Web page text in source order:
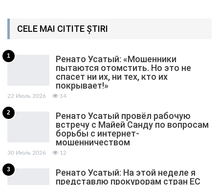
CELE MAI CITITE ȘTIRI
1
Ренато Усатый: «Мошенники
пытаются отомстить. Но это не
спасет ни их, ни тех, кто их
покрывает!»
22 Июль 2026 14
2
Ренато Усатый провёл рабочую
встречу с Майей Санду по вопросам
борьбы с интернет-
мошенничеством
30 Июль 2026 12
3
Ренато Усатый: На этой неделе я
представлю прокурорам стран ЕС